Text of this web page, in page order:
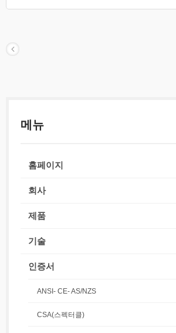
메뉴
홈페이지
회사
제품
기술
인증서
ANSI- CE- AS/NZS
CSA(스펙터클)